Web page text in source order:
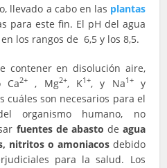
llevado a cabo en las plantas
para este fin. El pH del agua
los rangos de 6,5 y los 8,5.
contener en disolución aire,
Ca2+ , Mg2+, K1+, y Na1+y
cuáles son necesarios para el
organismo humano, no
fuentes de abasto de agua
nitritos o amoniacosdebido
para la salud. Los